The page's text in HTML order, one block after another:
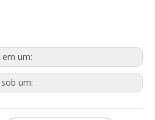
em um:
sob um: